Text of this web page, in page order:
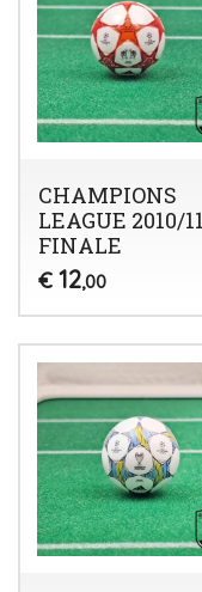
CHAMPIONS
LEAGUE 2010/11
FINALE
€ 12,00